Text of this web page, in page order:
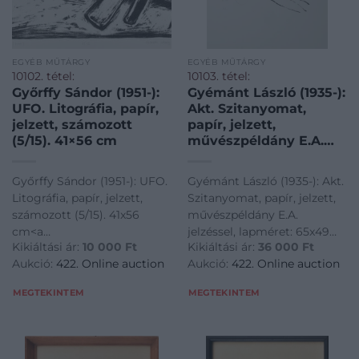
EGYÉB MŰTÁRGY
10102. tétel:
Győrffy Sándor (1951-):
UFO. Litográfia, papír,
jelzett, számozott
(5/15). 41×56 cm
Győrffy Sándor (1951-): UFO.
Litográfia, papír, jelzett,
számozott (5/15). 41x56
cm<a
href="https://www.darabanth.com/hu/gyorsarveres/422/
es-grafikak/Festmenyek-es-
Sandor-1951-UFO-Litografia-
Kikiáltási ár: 10 000 Ft
Aukció: 422. Online auction
MEGTEKINTEM
EGYÉB MŰTÁRGY
10103. tétel:
Gyémánt László (1935-):
Akt. Szitanyomat,
papír, jelzett,
művészpéldány E.A.
Gyémánt (1935-): Lying
nude. Screenprint on
paper, signed, artist’s
proof, 65×49 cm
Gyémánt László (1935-): Akt.
Szitanyomat, papír, jelzett,
művészpéldány E.A.
jelzéssel, lapméret: 65x49
cm / László Gyémánt
(1935-): Lying nude.
signed, artist's proof, 65x49
Kikiáltási ár: 36 000 Ft
Aukció: 422. Online auction
MEGTEKINTEM